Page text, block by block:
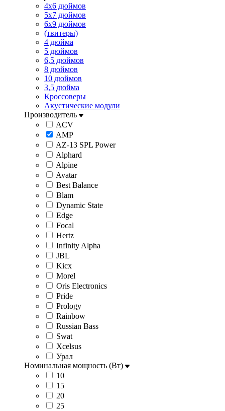
4x6 дюймов
5x7 дюймов
6x9 дюймов
(твитеры)
4 дюйма
5 дюймов
6,5 дюймов
8 дюймов
10 дюймов
3,5 дюйма
Кроссоверы
Акустические модули
Производитель
ACV
AMP
AZ-13 SPL Power
Alphard
Alpine
Avatar
Best Balance
Blam
Dynamic State
Edge
Focal
Hertz
Infinity Alpha
JBL
Kicx
Morel
Oris Electronics
Pride
Prology
Rainbow
Russian Bass
Swat
Xcelsus
Урал
Номинальная мощность (Вт)
10
15
20
25